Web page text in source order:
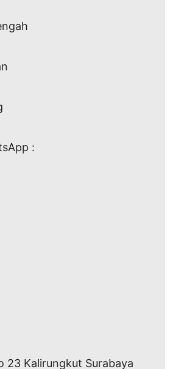
:
23 Kalirungkut Surabaya